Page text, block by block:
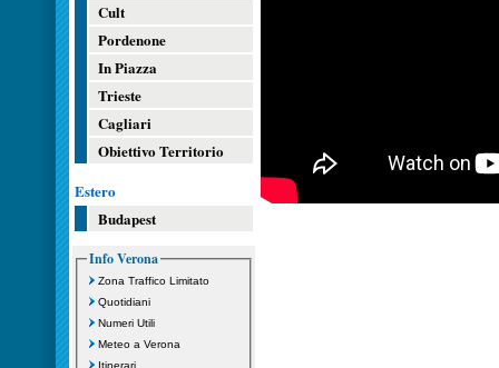
Cult
Pordenone
In Piazza
Trieste
Cagliari
Obiettivo Territorio
Estero
Budapest
Info Verona
Zona Traffico Limitato
Quotidiani
Numeri Utili
Meteo a Verona
Itinerari